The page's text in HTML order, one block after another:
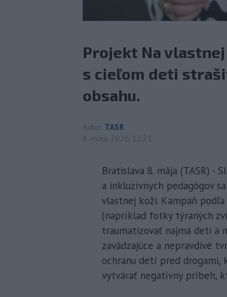
Projekt Na
s cieľom deti
obsahu.
Autor TASR
8. mája 2026 12:21
Bratislava 8. mája (TASR) -
a inkluzívnych pedagógov
vlastnej koži. Kampaň
(napríklad fotky týraných
traumatizovať najmä deti a
zavádzajúce a nepravdivé
ochranu detí pred drogami,
vytvárať negatívny príbeh,